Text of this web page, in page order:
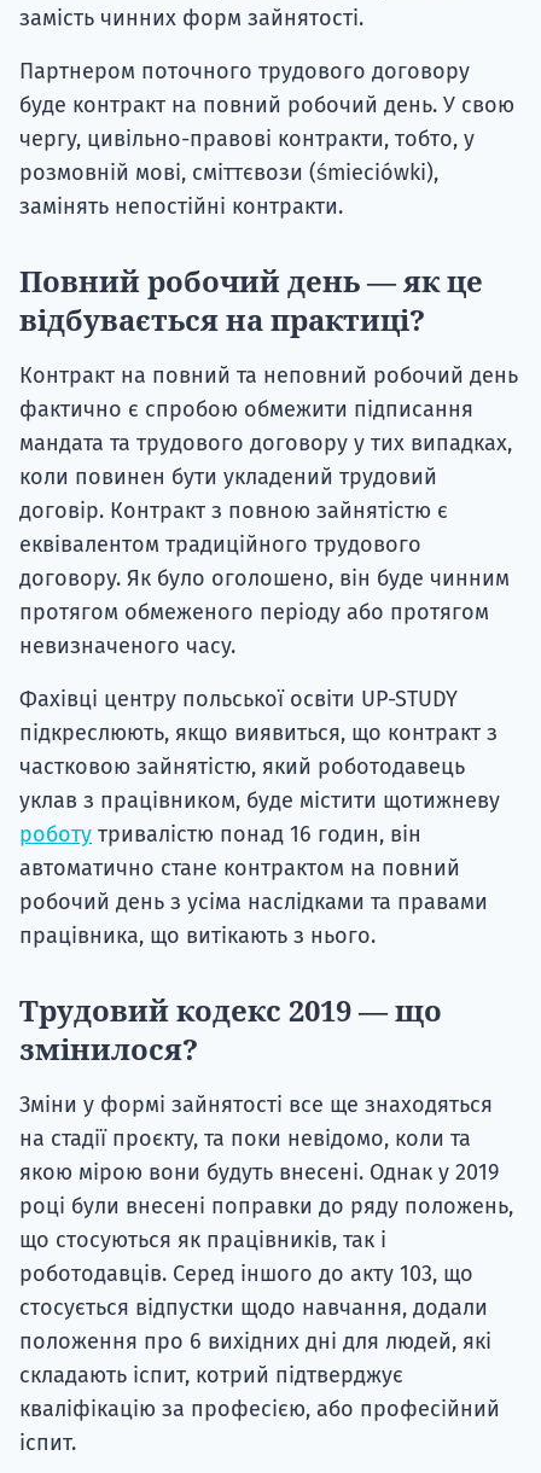
замість чинних форм зайнятості.
Партнером поточного трудового договору
буде контракт на повний робочий день. У свою
чергу, цивільно-правові контракти, тобто, у
розмовній мові, сміттєвози (śmieciówki),
замінять непостійні контракти.
Повний робочий день — як це
відбувається на практиці?
Контракт на повний та неповний робочий день
фактично є спробою обмежити підписання
мандата та трудового договору у тих випадках,
коли повинен бути укладений трудовий
договір. Контракт з повною зайнятістю є
еквівалентом традиційного трудового
договору. Як було оголошено, він буде чинним
протягом обмеженого періоду або протягом
невизначеного часу.
Фахівці центру польської освіти UP-STUDY
підкреслюють, якщо виявиться, що контракт з
частковою зайнятістю, який роботодавець
уклав з працівником, буде містити щотижневу
роботу тривалістю понад 16 годин, він
автоматично стане контрактом на повний
робочий день з усіма наслідками та правами
працівника, що витікають з нього.
Трудовий кодекс 2019 — що
змінилося?
Зміни у формі зайнятості все ще знаходяться
на стадії проєкту, та поки невідомо, коли та
якою мірою вони будуть внесені. Однак у 2019
році були внесені поправки до ряду положень,
що стосуються як працівників, так і
роботодавців. Серед іншого до акту 103, що
стосується відпустки щодо навчання, додали
положення про 6 вихідних дні для людей, які
складають іспит, котрий підтверджує
кваліфікацію за професією, або професійний
іспит.